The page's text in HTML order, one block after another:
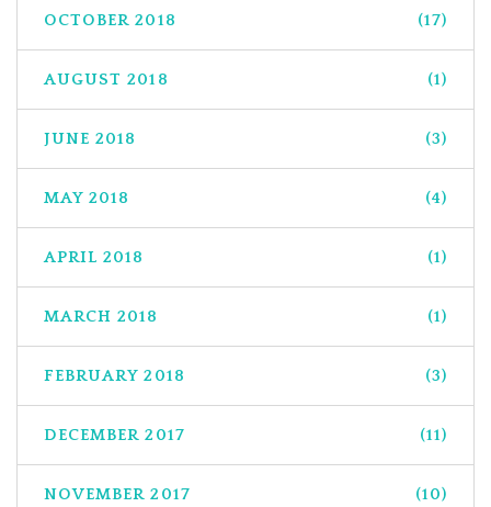
OCTOBER 2018 (17)
AUGUST 2018 (1)
JUNE 2018 (3)
MAY 2018 (4)
APRIL 2018 (1)
MARCH 2018 (1)
FEBRUARY 2018 (3)
DECEMBER 2017 (11)
NOVEMBER 2017 (10)